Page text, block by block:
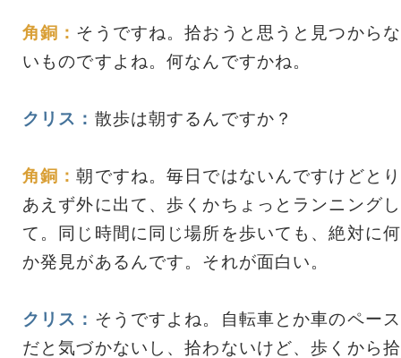
角銅： そうですね。拾おうと思うと見つからな
いものですよね。何なんですかね。
クリス： 散歩は朝するんですか？
角銅：朝ですね。毎日ではないんですけどとり
あえず外に出て、歩くかちょっとランニングし
て。同じ時間に同じ場所を歩いても、絶対に何
か発見があるんです。それが面白い。
クリス： そうですよね。自転車とか車のペース
だと気づかないし、拾わないけど、歩くから拾